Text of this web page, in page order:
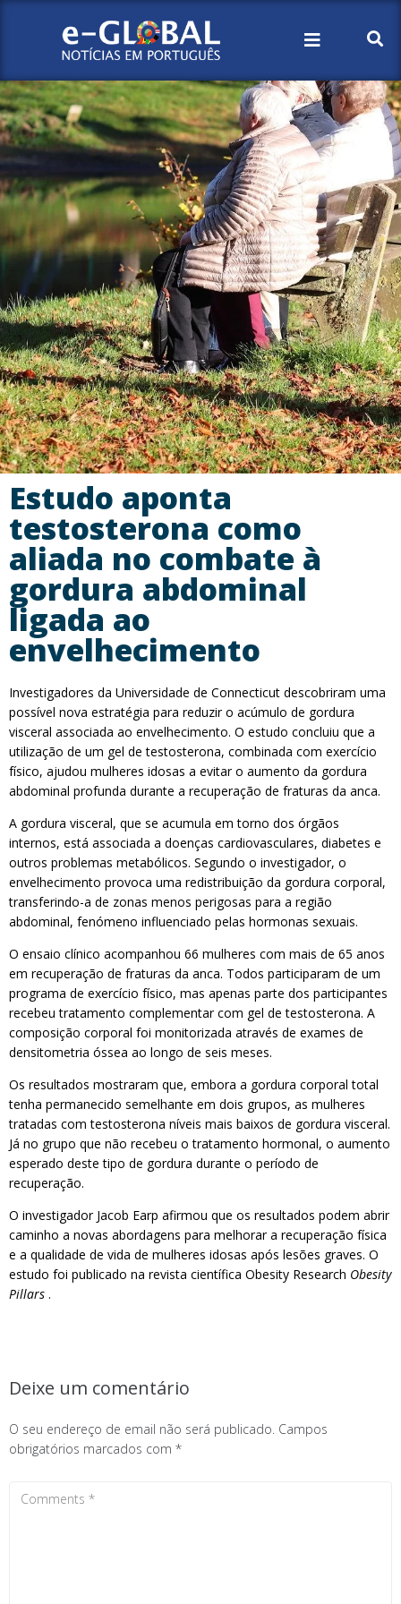
Estudo aponta
testosterona como
aliada no combate à
gordura abdominal
ligada ao
envelhecimento
Investigadores da Universidade de Connecticut descobriram uma
possível nova estratégia para reduzir o acúmulo de gordura
visceral associada ao envelhecimento. O estudo concluiu que a
utilização de um gel de testosterona, combinada com exercício
físico, ajudou mulheres idosas a evitar o aumento da gordura
abdominal profunda durante a recuperação de fraturas da anca.
A gordura visceral, que se acumula em torno dos órgãos
internos, está associada a doenças cardiovasculares, diabetes e
outros problemas metabólicos. Segundo o investigador, o
envelhecimento provoca uma redistribuição da gordura corporal,
transferindo-a de zonas menos perigosas para a região
abdominal, fenómeno influenciado pelas hormonas sexuais.
O ensaio clínico acompanhou 66 mulheres com mais de 65 anos
em recuperação de fraturas da anca. Todos participaram de um
programa de exercício físico, mas apenas parte dos participantes
recebeu tratamento complementar com gel de testosterona. A
composição corporal foi monitorizada através de exames de
densitometria óssea ao longo de seis meses.
Os resultados mostraram que, embora a gordura corporal total
tenha permanecido semelhante em dois grupos, as mulheres
tratadas com testosterona níveis mais baixos de gordura visceral.
Já no grupo que não recebeu o tratamento hormonal, o aumento
esperado deste tipo de gordura durante o período de
recuperação.
O investigador Jacob Earp afirmou que os resultados podem abrir
caminho a novas abordagens para melhorar a recuperação física
e a qualidade de vida de mulheres idosas após lesões graves. O
estudo foi publicado na revista científica Obesity Research Obesity
Pillars .
Deixe um comentário
O seu endereço de email não será publicado. Campos
obrigatórios marcados com *